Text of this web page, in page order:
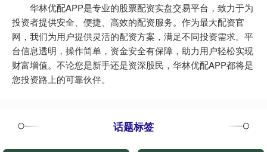
华林优配APP是专业的股票配资实盘交易平台，致力于为
投资者提供安全、便捷、高效的配资服务。作为最大配资官
网，我们为用户提供灵活的配资方案，满足不同投资需求。平
台信息透明，操作简单，资金安全有保障，助力用户轻松实现
财富增值。不论您是新手还是资深股民，华林优配APP都将是
您投资路上的可靠伙伴。
话题标签